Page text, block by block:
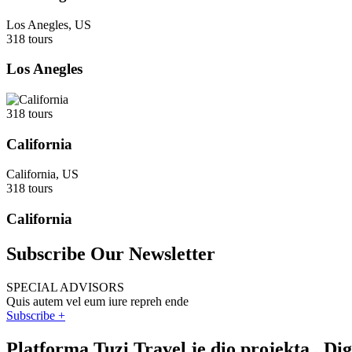
Los Anegles, US
318 tours
Los Anegles
318 tours
California
California, US
318 tours
California
Subscribe Our Newsletter
SPECIAL ADVISORS
Quis autem vel eum iure repreh ende
Subscribe +